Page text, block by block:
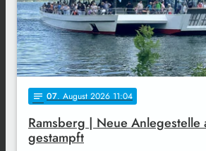
notes 07. August 2026 11:04
Ramsberg | Neue Anlegestelle
gestampft